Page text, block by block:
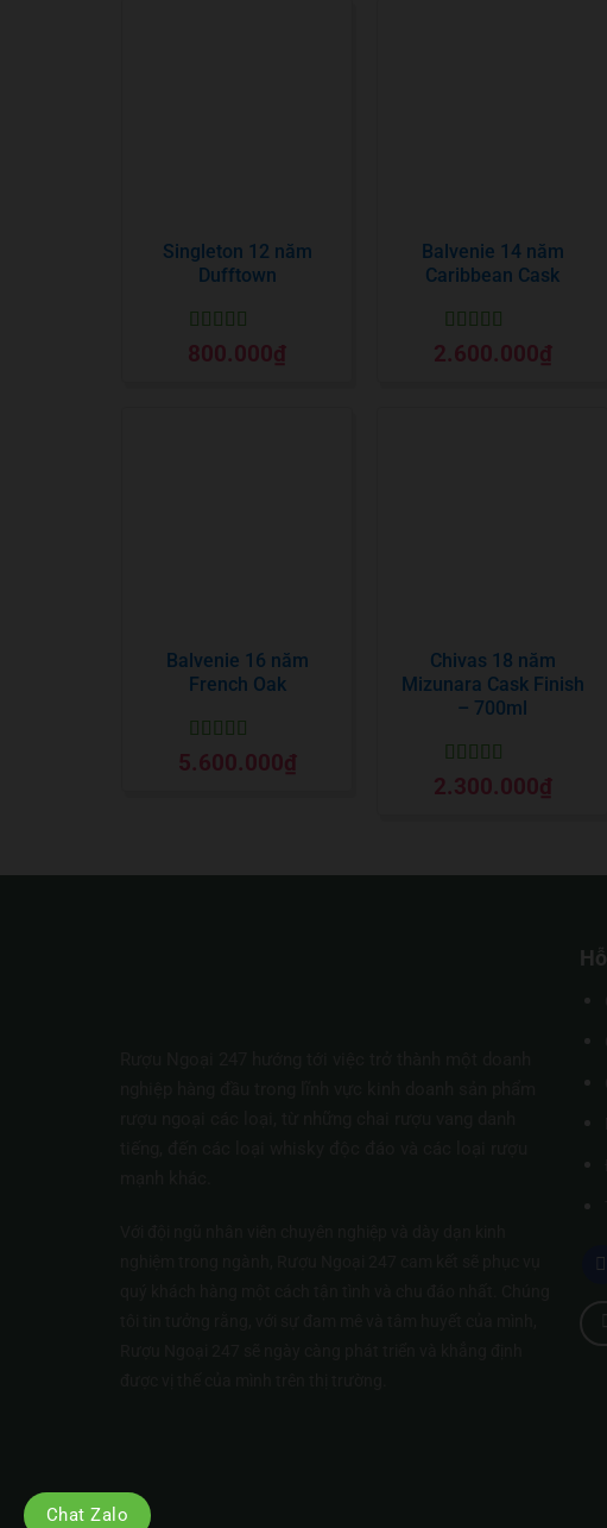
Singleton 12 năm
Dufftown
Được xếp
hạng55 sao
800.000₫
Balvenie 14 năm
Caribbean Cask
Được xếp
hạng55 sao
2.600.000₫
Balvenie 16 năm
French Oak
Được xếp
hạng55 sao
5.600.000₫
Chivas 18 năm
Mizunara Cask Finish
– 700ml
Được xếp
hạng55 sao
2.300.000₫
Chat Zalo